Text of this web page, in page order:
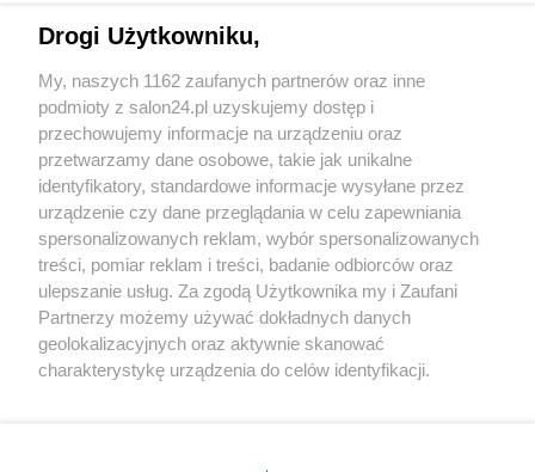
Sport
Społeczeństwo
Kultura
X Facebook Instagram Youtube
Drogi Użytkowniku,
My, naszych 1162 zaufanych partnerów oraz inne
podmioty z salon24.pl uzyskujemy dostęp i
przechowujemy informacje na urządzeniu oraz
przetwarzamy dane osobowe, takie jak unikalne
identyfikatory, standardowe informacje wysyłane przez
urządzenie czy dane przeglądania w celu zapewniania
spersonalizowanych reklam, wybór spersonalizowanych
treści, pomiar reklam i treści, badanie odbiorców oraz
ulepszanie usług. Za zgodą Użytkownika my i Zaufani
Partnerzy możemy używać dokładnych danych
geolokalizacyjnych oraz aktywnie skanować
charakterystykę urządzenia do celów identyfikacji.